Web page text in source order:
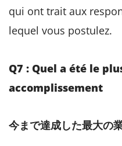
qui ont trait aux
lequel vous postulez.
Q7 : Quel a été le
accomplissement
今まで達成した最大の